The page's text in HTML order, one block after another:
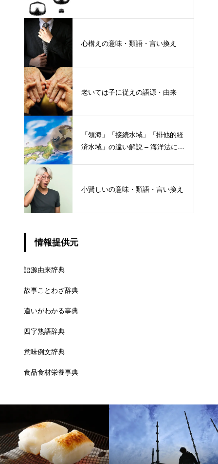
心構えの意味・類語・言い換え
老いては子に従えの語源・由来
「領海」「接続水域」「排他的経
済水域」の違い解説 – 海洋法にお
小賢しいの意味・類語・言い換え
情報提供元
語源由来辞典
故事ことわざ辞典
違いがわかる事典
四字熟語辞典
意味例文辞典
食品食材栄養事典